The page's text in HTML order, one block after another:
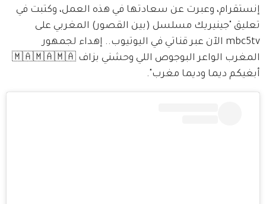
إنستقرام، وعبرت عن سعادتها في هذه العمل، وكتبت في
تعليق "جينيريك مسلسل (بين القصور) المغربي على
mbc5tv الآن عبر قناتي في اليوتيوب.. إهداء لجمهور
أبغيكم ديما وديما مغرب".